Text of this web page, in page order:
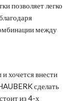
позволяет легко
между
хочется внести
сделать
из 4-х